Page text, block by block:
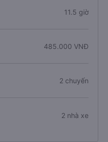
11.5 giờ
485.000 VNĐ
2 chuyến
2 nhà xe